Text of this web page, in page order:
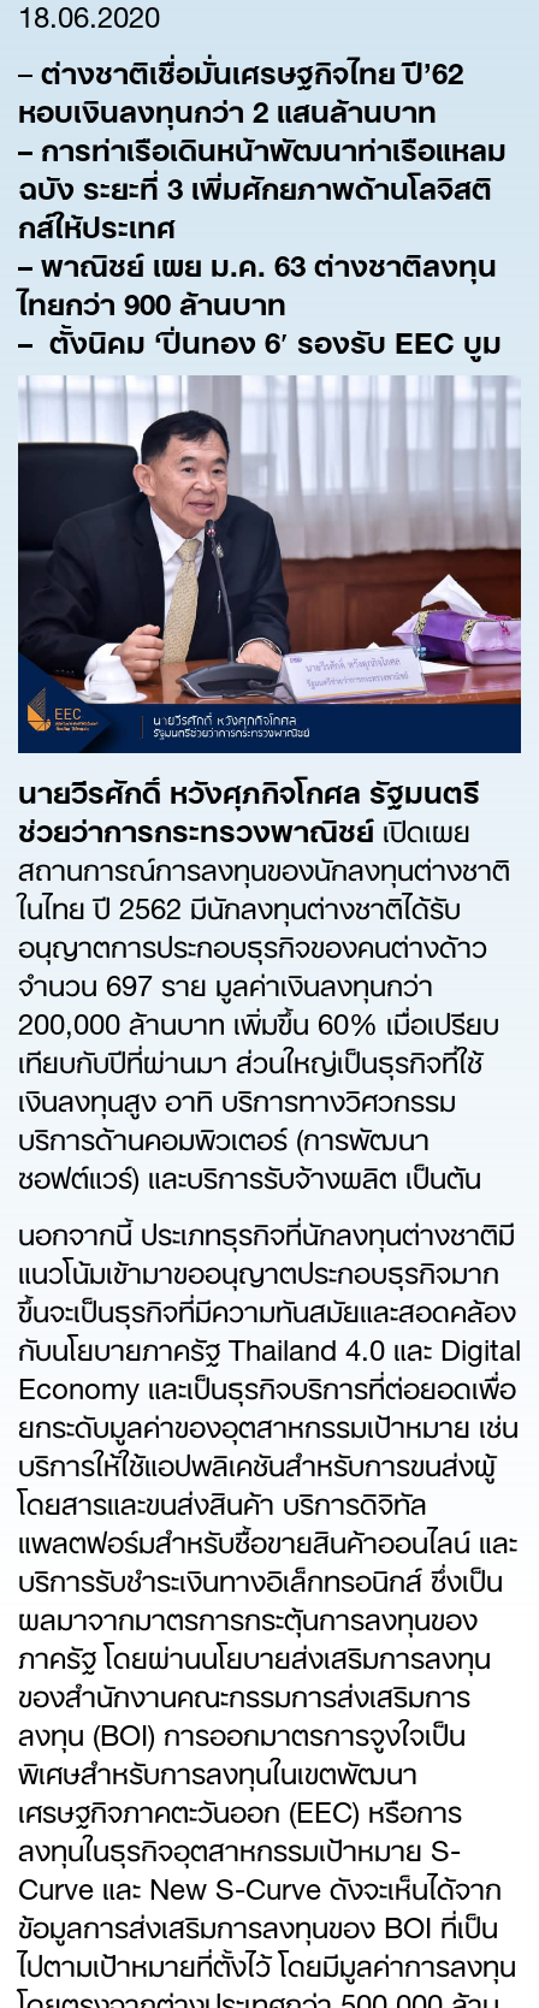
18.06.2020
–ต่างชาติเชื่อมั่นเศรษฐกิจไทย ปี’62
หอบเงินลงทุนกว่า 2แสนล้านบาท
–การท่าเรือเดินหน้าพัฒนาท่าเรือแหลม
ฉบัง ระยะที่ 3เพิ่มศักยภาพด้านโลจิสติ
กส์ให้ประเทศ
–พาณิชย์ เผย ม.ค. 63ต่างชาติลงทุน
ไทยกว่า 900ล้านบาท
– ตั้งนิคม ‘ปิ่นทอง 6′ รองรับ EEC บูม
นายวีรศักดิ์ หวังศุภกิจโกศล รัฐมนตรี
ช่วยว่าการกระทรวงพาณิชย์เปิดเผย
สถานการณ์การลงทุนของนักลงทุนต่างชาติ
ในไทย ปี 2562 มีนักลงทุนต่างชาติได้รับ
อนุญาตการประกอบธุรกิจของคนต่างด้าว
จำนวน 697 ราย มูลค่าเงินลงทุนกว่า
200,000 ล้านบาท เพิ่มขึ้น 60% เมื่อเปรียบ
เทียบกับปีที่ผ่านมา ส่วนใหญ่เป็นธุรกิจที่ใช้
เงินลงทุนสูง อาทิ บริการทางวิศวกรรม
บริการด้านคอมพิวเตอร์ (การพัฒนา
ซอฟต์แวร์) และบริการรับจ้างผลิต เป็นต้น
นอกจากนี้ ประเภทธุรกิจที่นักลงทุนต่างชาติมี
แนวโน้มเข้ามาขออนุญาตประกอบธุรกิจมาก
ขึ้นจะเป็นธุรกิจที่มีความทันสมัยและสอดคล้อง
กับนโยบายภาครัฐ Thailand 4.0 และ Digital
Economy และเป็นธุรกิจบริการที่ต่อยอดเพื่อ
ยกระดับมูลค่าของอุตสาหกรรมเป้าหมาย เช่น
บริการให้ใช้แอปพลิเคชันสำหรับการขนส่งผู้
โดยสารและขนส่งสินค้า บริการดิจิทัล
แพลตฟอร์มสำหรับซื้อขายสินค้าออนไลน์ และ
บริการรับชำระเงินทางอิเล็กทรอนิกส์ ซึ่งเป็น
ผลมาจากมาตรการกระตุ้นการลงทุนของ
ภาครัฐ โดยผ่านนโยบายส่งเสริมการลงทุน
ของสำนักงานคณะกรรมการส่งเสริมการ
ลงทุน (BOI) การออกมาตรการจูงใจเป็น
พิเศษสำหรับการลงทุนในเขตพัฒนา
เศรษฐกิจภาคตะวันออก (EEC) หรือการ
ลงทุนในธุรกิจอุตสาหกรรมเป้าหมาย S-
Curve และ New S-Curve ดังจะเห็นได้จาก
ข้อมูลการส่งเสริมการลงทุนของ BOI ที่เป็น
ไปตามเป้าหมายที่ตั้งไว้ โดยมีมูลค่าการลงทุน